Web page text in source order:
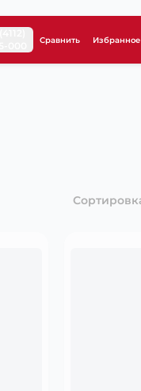
Сравнить Избранное